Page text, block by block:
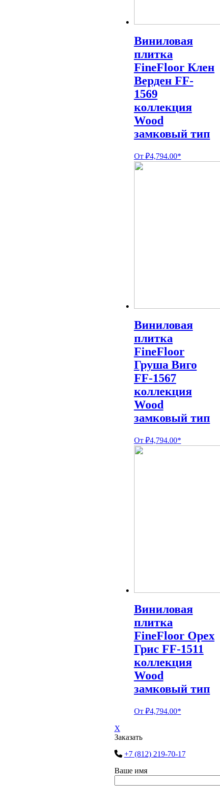
Виниловая
плитка
FineFloor Клен
Верден FF-
1569
коллекция
Wood
замковый тип
От ₽4,794.00*
Виниловая
плитка
FineFloor
Груша Виго
FF-1567
коллекция
Wood
замковый тип
От ₽4,794.00*
Виниловая
плитка
FineFloor Орех
Грис FF-1511
коллекция
Wood
замковый тип
От ₽4,794.00*
X
Заказать
+7 (812) 219-70-17
Ваше имя